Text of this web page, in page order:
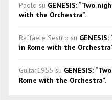
Paolo su GENESIS: “Two
with the Orchestra”.
Raffaele Sestito su
in Rome with the
Guitar1955 su GENESIS:
Rome with the Orchestra”.